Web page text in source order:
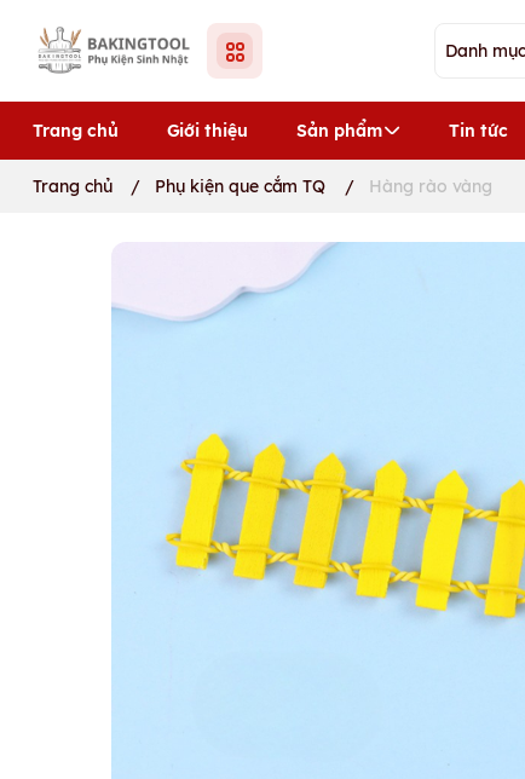
Trang chủ Giới thiệu Sản phẩm Tin tức
Trang chủ / Phụ kiện que cắm TQ / Hàng rào vàng